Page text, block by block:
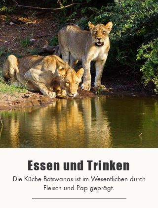
Essen und Trinken
Die Küche Botswanas ist im Wesentlichen durch
Fleisch und Pap geprägt.